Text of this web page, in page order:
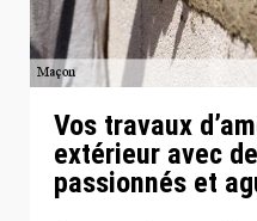
Vos travaux
extérieur avec
passionnés et